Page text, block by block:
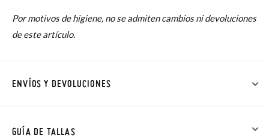
Por motivos de higiene, no se admiten cambios ni devoluciones
de este artículo.
ENVÍOS Y DEVOLUCIONES
Talla/Color también son GRATIS y puedes realizarlos hasta en
GUÍA DE TALLAS